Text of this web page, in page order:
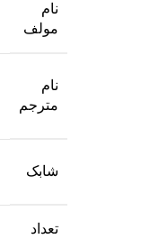
نام
مولف
نام
مترجم
شابک
تعداد